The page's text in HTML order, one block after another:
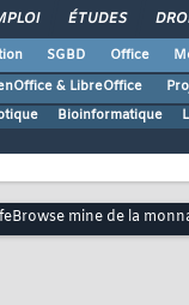
ÉTUDES
SGBD Office
& LibreOffice
Bioinformatique
mine de la